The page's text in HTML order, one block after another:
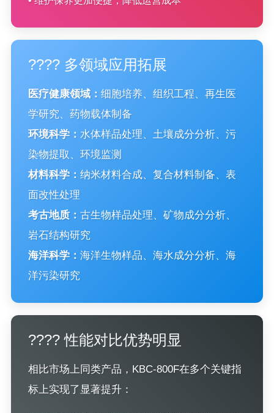
???? 多领域应用拓展
医疗健康领域： 细胞培养、组织工程、再生医
学研究、药物载体制备
环境科学： 水体样品处理、土壤成分分析、污
染物提取、环境监测
材料科学： 纳米材料合成、复合材料制备、表
面改性处理
考古地质： 古生物样品处理、矿物成分分析、
岩石结构研究
海洋科学： 海洋生物样品、海水成分分析、海
洋污染研究
???? 性能对比优势明显
相比市场上同类产品，KBC-800F在多个关键指
标上实现了显著提升：